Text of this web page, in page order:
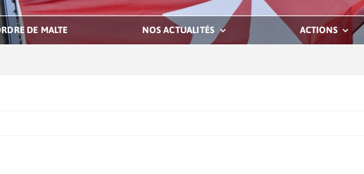
DE MALTE NOS ACTUALITÉS ACTIONS